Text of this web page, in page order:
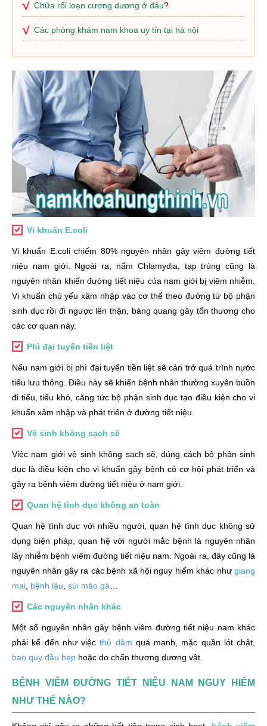
Chữa rối loạn cương dương ở đâu?
Các phòng khám nam khoa uy tín tại hà nội
Vi khuẩn E.coli
Vi khuẩn E.coli chiếm 80% nguyên nhân gây viêm đường tiết
niệu nam giới. Ngoài ra, nấm Chlamydia, tạp trùng cũng là
nguyên nhân khiến đường tiết niệu của nam giới bị viêm nhiễm.
Vi khuẩn chủ yếu xâm nhập vào cơ thể theo đường từ bộ phận
sinh dục rồi đi ngược lên thận, bàng quang gây tổn thương cho
các cơ quan này.
Phì đại tuyến tiền liệt
Nếu nam giới bị phì đại tuyến tiền liệt sẽ cản trở quá trình nước
tiểu lưu thông. Điều này sẽ khiến bệnh nhân thường xuyên buồn
đi tiểu, tiểu khó, căng tức bộ phận sinh dục tạo điều kiện cho vi
khuẩn xâm nhập và phát triển ở đường tiết niệu.
Vệ sinh không sạch sẽ
Việc nam giới vệ sinh không sạch sẽ, đúng cách bộ phận sinh
dục là điều kiện cho vi khuẩn gây bệnh có cơ hội phát triển và
gây ra bệnh viêm đường tiết niệu ở nam giới.
Quan hệ tình dục không an toàn
Quan hệ tình dục với nhiều người, quan hệ tình dục không sử
dụng biện pháp, quan hệ với người mắc bệnh là nguyên nhân
lây nhiễm bệnh viêm đường tiết niệu nam. Ngoài ra, đây cũng là
nguyên nhân gây ra các bệnh xã hội nguy hiểm khác như giang
mai bệnh lậu sùi mào gà
Các nguyên nhân khác
Một số nguyên nhân gây bệnh viêm đường tiết niệu nam khác
phải kể đến như việcthủ dâm quá mạnh, mặc quần lót chật,
bao quy đầu hẹp hoặc do chấn thương dương vật.
BỆNH VIÊM ĐƯỜNG TIẾT NIỆU NAM NGUY HIỂM
NHƯ THẾ NÀO?